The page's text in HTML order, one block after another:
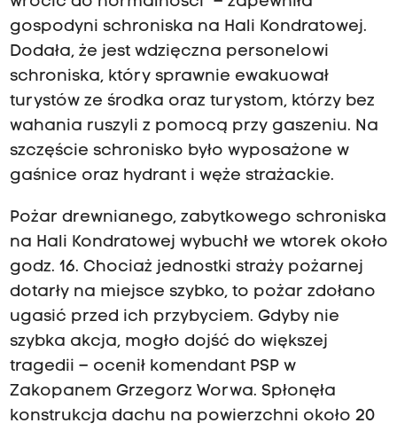
gospodyni schroniska na Hali Kondratowej.
Dodała, że jest wdzięczna personelowi
schroniska, który sprawnie ewakuował
turystów ze środka oraz turystom, którzy bez
wahania ruszyli z pomocą przy gaszeniu. Na
szczęście schronisko było wyposażone w
gaśnice oraz hydrant i węże strażackie.
Pożar drewnianego, zabytkowego schroniska
na Hali Kondratowej wybuchł we wtorek około
godz. 16. Chociaż jednostki straży pożarnej
dotarły na miejsce szybko, to pożar zdołano
ugasić przed ich przybyciem. Gdyby nie
szybka akcja, mogło dojść do większej
tragedii – ocenił komendant PSP w
Zakopanem Grzegorz Worwa. Spłonęła
konstrukcja dachu na powierzchni około 20